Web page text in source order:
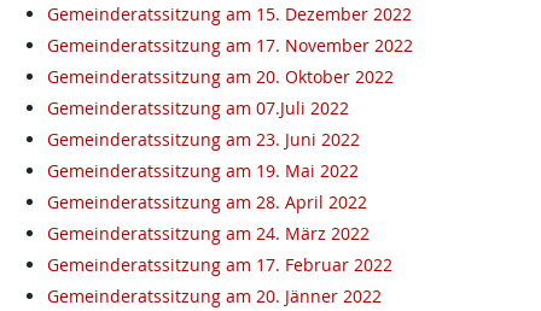
Gemeinderatssitzung am 15. Dezember 2022
Gemeinderatssitzung am 17. November 2022
Gemeinderatssitzung am 20. Oktober 2022
Gemeinderatssitzung am 07.Juli 2022
Gemeinderatssitzung am 23. Juni 2022
Gemeinderatssitzung am 19. Mai 2022
Gemeinderatssitzung am 28. April 2022
Gemeinderatssitzung am 24. März 2022
Gemeinderatssitzung am 17. Februar 2022
Gemeinderatssitzung am 20. Jänner 2022